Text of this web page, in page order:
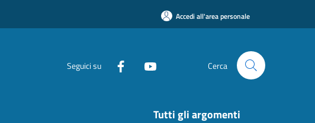
Accedi all'area personale
Seguici su Cerca
Tutti gli argomenti